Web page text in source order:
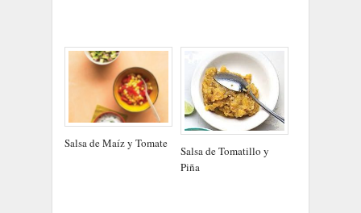
Salsa de Maíz y Tomate
Salsa de Tomatillo y
Piña